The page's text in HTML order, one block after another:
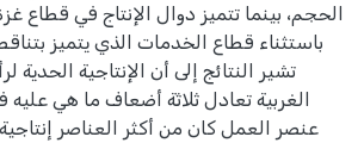
الحجم، بينما تتميز دوال الإنتاج في قطاع
باستثناء قطاع الخدمات الذي يتميز
تشير النتائج إلى أن الإنتاجية
الغربية تعادل ثلاثة أضعاف ما هي
عنصر العمل كان من أكثر العناصر